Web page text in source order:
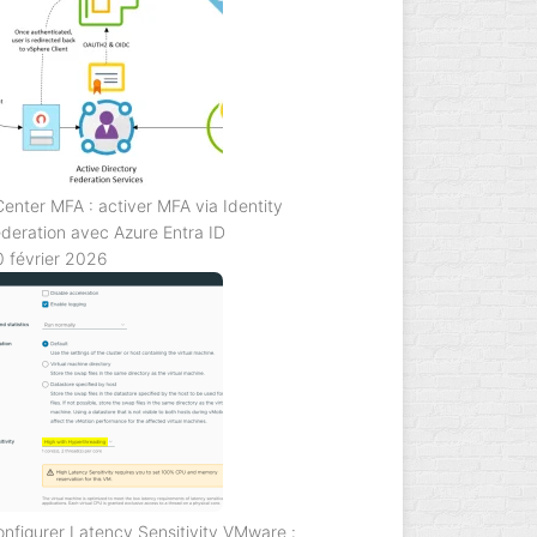
MFA : activer MFA via Identity
avec Azure Entra ID
février 2026
Latency Sensitivity VMware :